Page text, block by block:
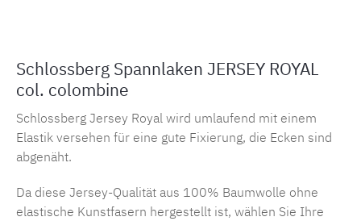
Schlossberg Spannlaken JERSEY ROYAL
col. colombine
Schlossberg Jersey Royal wird umlaufend mit einem
Elastik versehen für eine gute Fixierung, die Ecken sind
abgenäht.
Da diese Jersey-Qualität aus 100% Baumwolle ohne
elastische Kunstfasern hergestellt ist, wählen Sie Ihre